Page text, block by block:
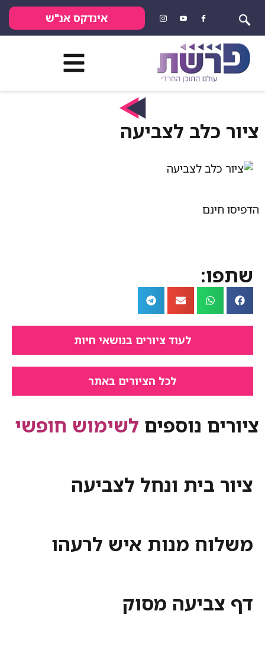
אינדקס אנ"ש
לצביעה
לעוד ציורים בנושאי חיות
לכל הציורים באתר
נוספיםלשימוש חופשי
בית ונחל לצביעה
מנות איש לרעהו
מסוק